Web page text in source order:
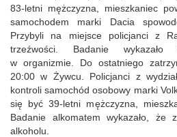
83-letni mężczyzna, mieszkaniec
samochodem marki Dacia
Przybyli na miejsce policjanci z
trzeźwości. Badanie
w organizmie. Do ostatniego
20:00 w Żywcu. Policjanci z
kontroli samochód osobowy marki
się być 39-letni mężczyzna,
Badanie alkomatem wykazało,
alkoholu.